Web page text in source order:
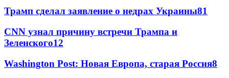
Трамп сделал заявление о недрах Украины81
CNN узнал причину встречи Трампа и
Зеленского12
Washington Post: Новая Европа, старая Россия8